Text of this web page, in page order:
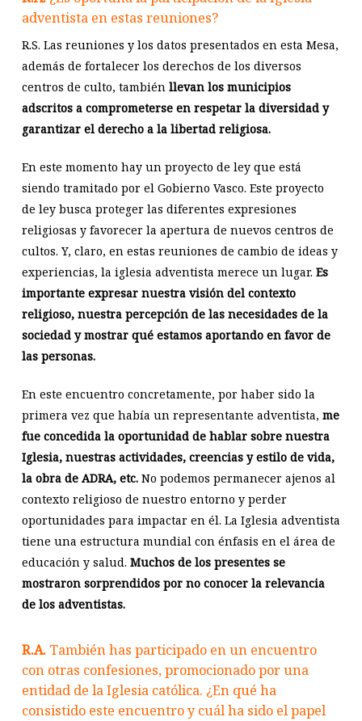
adventista en estas reuniones?
R.S. Las reuniones y los datos presentados en esta Mesa,
además de fortalecer los derechos de los diversos
centros de culto, también llevan los municipios
adscritos a comprometerse en respetar la diversidad y
garantizar el derecho a la libertad religiosa.
En este momento hay un proyecto de ley que está
siendo tramitado por el Gobierno Vasco. Este proyecto
de ley busca proteger las diferentes expresiones
religiosas y favorecer la apertura de nuevos centros de
cultos. Y, claro, en estas reuniones de cambio de ideas y
experiencias, la iglesia adventista merece un lugar. Es
importante expresar nuestra visión del contexto
religioso, nuestra percepción de las necesidades de la
sociedad y mostrar qué estamos aportando en favor de
las personas.
En este encuentro concretamente, por haber sido la
primera vez que había un representante adventista, me
fue concedida la oportunidad de hablar sobre nuestra
Iglesia, nuestras actividades, creencias y estilo de vida,
la obra de ADRA, etc.No podemos permanecer ajenos al
contexto religioso de nuestro entorno y perder
oportunidades para impactar en él. La Iglesia adventista
tiene una estructura mundial con énfasis en el área de
educación y salud. Muchos de los presentes se
mostraron sorprendidos por no conocer la relevancia
de los adventistas.
R.A. También has participado en un encuentro
con otras confesiones, promocionado por una
entidad de la Iglesia católica. ¿En qué ha
consistido este encuentro y cuál ha sido el papel